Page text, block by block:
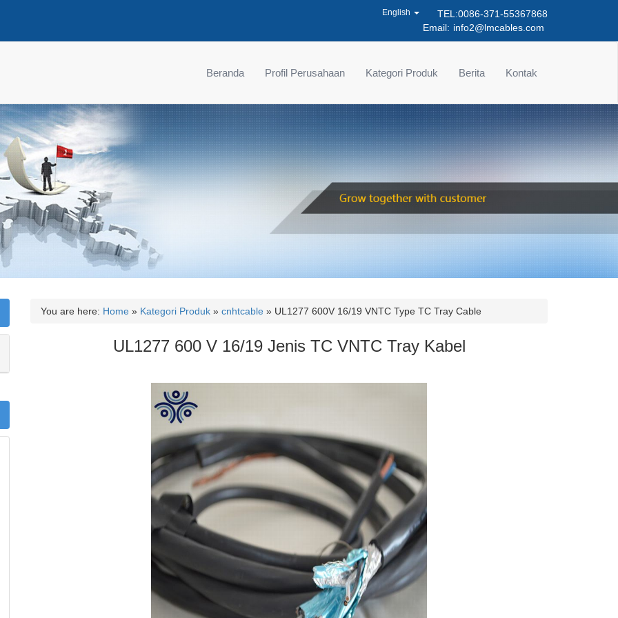
TEL:0086-371-55367868
Email: info2@lmcables.com
English
Beranda Profil Perusahaan Kategori Produk Berita Kontak
You are here: Home » Kategori Produk » cnhtcable » UL1277 600V 16/19 VNTC Type TC Tray Cable
UL1277 600 V 16/19 Jenis TC VNTC Tray Kabel